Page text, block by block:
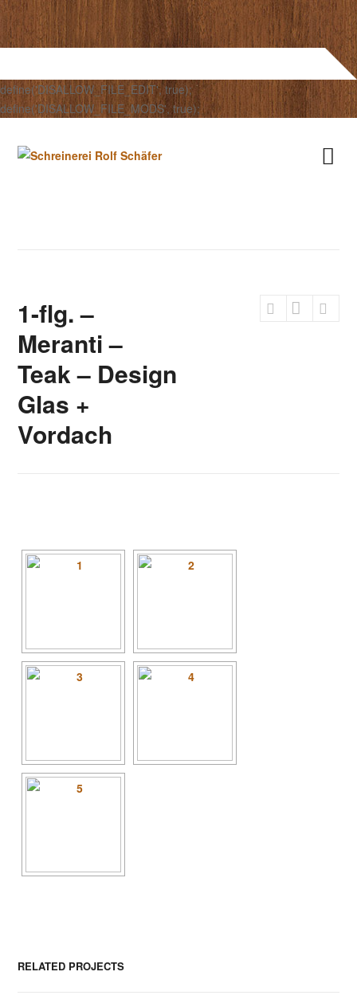
define('DISALLOW_FILE_EDIT', true);
define('DISALLOW_FILE_MODS', true);
1-flg. –
Meranti –
Teak – Design
Glas +
Vordach
RELATED PROJECTS